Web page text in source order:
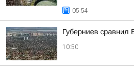
05:54
Губерниев сравнил
10:50